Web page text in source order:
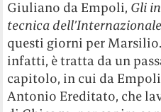
Giuliano da Empoli, Gli
tecnica
questi giorni per
infatti, è tratta da un
capitolo, in cui da
Antonio Ereditato, che